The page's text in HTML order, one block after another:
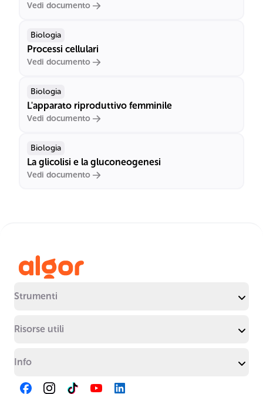
Vedi documento
Biologia
Processi cellulari
Vedi documento
Biologia
L'apparato riproduttivo femminile
Vedi documento
Biologia
La glicolisi e la gluconeogenesi
Vedi documento
Strumenti
Risorse utili
Info